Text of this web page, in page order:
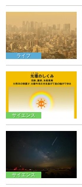
ライフ
サイエンス
サイエンス